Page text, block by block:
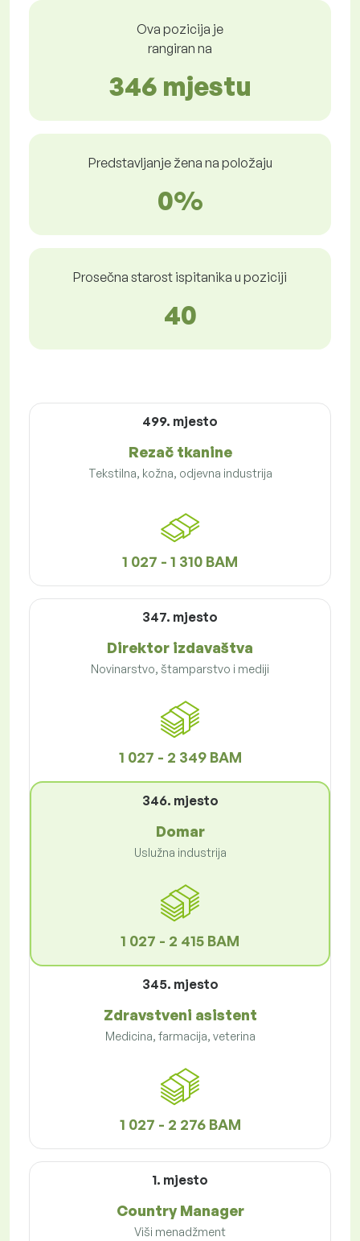
Ova pozicija je
rangiran na
346 mjestu
Predstavljanje žena na položaju
0%
Prosečna starost ispitanika u poziciji
40
499. mjesto
Rezač tkanine
Tekstilna, kožna, odjevna industrija
1 027 - 1 310 BAM
347. mjesto
Direktor izdavaštva
Novinarstvo, štamparstvo i mediji
1 027 - 2 349 BAM
346. mjesto
Domar
Uslužna industrija
1 027 - 2 415 BAM
345. mjesto
Zdravstveni asistent
Medicina, farmacija, veterina
1 027 - 2 276 BAM
1. mjesto
Country Manager
Viši menadžment